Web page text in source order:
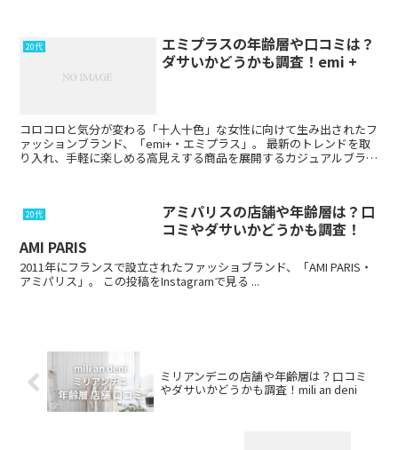
20代
エミプラスの年齢層や口コミは？
ダサいかどうかも調査！emi +
コロコロと気分が変わる「十人十色」な女性に向けて生み出されたフ
ァッションブランド、「emi+・エミプラス」。 最新のトレンドを取
り入れ、手軽に楽しめる高見えする商品を展開するカジュアルブラン
20代
アミパリスの店舗や年齢層は？口
コミやダサいかどうかも調査！
AMI PARIS
2011年にフランスで設立されたファッショブランド、「AMI PARIS・
アミパリス」。 この投稿をInstagramで見る ...
ミリアンデニの店舗や年齢層は？口コミ
やダサいかどうかも調査！mili an deni